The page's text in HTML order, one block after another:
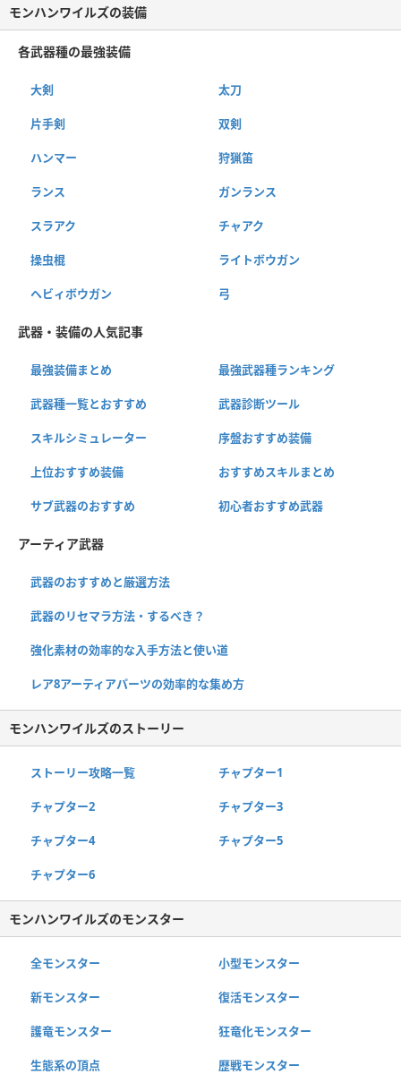
モンハンワイルズの装備
各武器種の最強装備
大剣 太刀
片手剣 双剣
ハンマー 狩猟笛
ランス ガンランス
スラアク チャアク
操虫棍 ライトボウガン
ヘビィボウガン 弓
武器・装備の人気記事
最強装備まとめ 最強武器種ランキング
武器種一覧とおすすめ 武器診断ツール
スキルシミュレーター 序盤おすすめ装備
上位おすすめ装備 おすすめスキルまとめ
サブ武器のおすすめ 初心者おすすめ武器
アーティア武器
武器のおすすめと厳選方法
武器のリセマラ方法・するべき？
強化素材の効率的な入手方法と使い道
レア8アーティアパーツの効率的な集め方
モンハンワイルズのストーリー
ストーリー攻略一覧 チャプター1
チャプター2 チャプター3
チャプター4 チャプター5
チャプター6
モンハンワイルズのモンスター
全モンスター 小型モンスター
新モンスター 復活モンスター
護竜モンスター 狂竜化モンスター
生態系の頂点 歴戦モンスター